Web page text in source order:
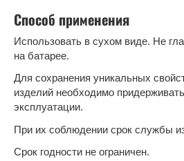
Способ применения
Использовать в сухом виде. Не
на батарее.
Для сохранения уникальных
изделий необходимо
эксплуатации.
При их соблюдении срок службы
Срок годности не ограничен.